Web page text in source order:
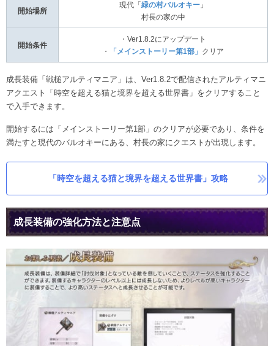
開始場所
現代「 緑の村バルオキー」
村長の家の中
開始条件
・Ver1.8.2にアップデート
・
「メインストーリー第1部」 クリア
成長装備「戦槌アルティマニア」は、Ver1.8.2で配信されたアルティマニ
アクエスト「時空を超える猫と境界を超える世界書」をクリアすること
で入手できます。
開始するには「メインストーリー第1部」のクリアが必要であり、条件を
満たすと現代のバルオキーにある、村長の家にクエストが出現します。
「時空を超える猫と境界を超える世界書」攻略
成長装備の強化方法と注意点